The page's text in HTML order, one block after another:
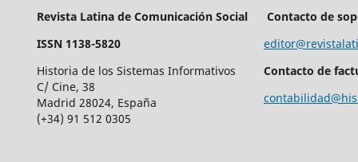
Revista Latina de Comunicación Social
ISSN 1138-5820
Historia de los Sistemas Informativos
C/ Cine, 38
Madrid 28024, España
(+34) 91 512 0305
Contacto de
Contacto de